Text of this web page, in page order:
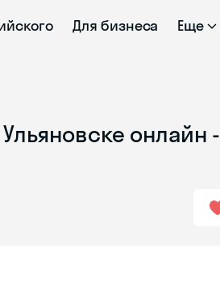
Для бизнеса Еще
онлайн -